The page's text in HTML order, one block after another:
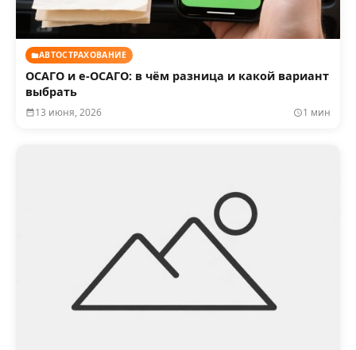
АВТОСТРАХОВАНИЕ
ОСАГО и е‑ОСАГО: в чём разница и какой вариант
выбрать
13 июня, 2026 1 мин